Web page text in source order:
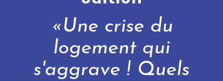
«Une crise du
logement qui
s'aggrave ! Quels